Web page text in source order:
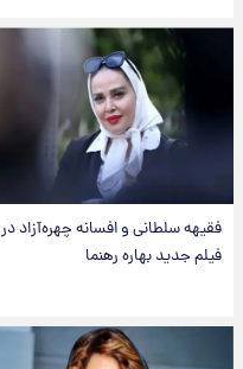
فقیهه سلطانی و افسانه چهره‌آزاد در
فیلم جدید بهاره رهنما